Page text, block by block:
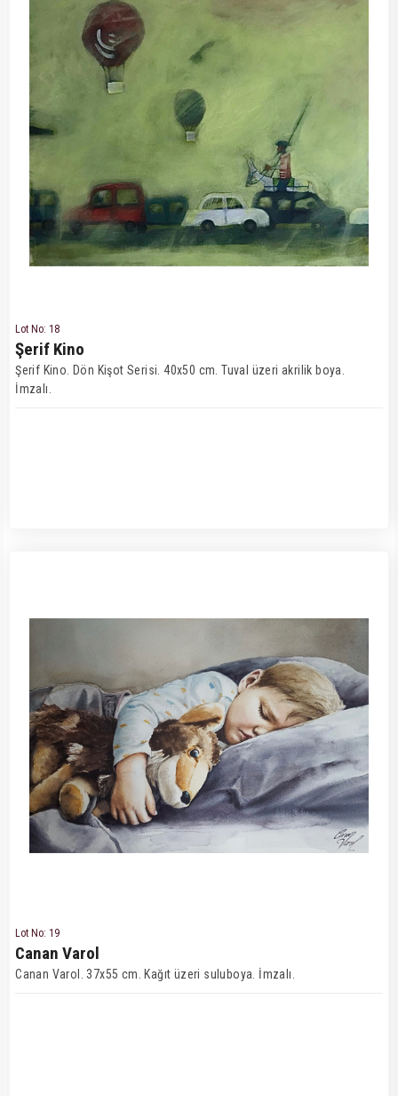
Lot No: 18
Şerif Kino
Şerif Kino. Dön Kişot Serisi. 40x50 cm. Tuval üzeri akrilik boya.
İmzalı.
Lot No: 19
Canan Varol
Canan Varol. 37x55 cm. Kağıt üzeri suluboya. İmzalı.